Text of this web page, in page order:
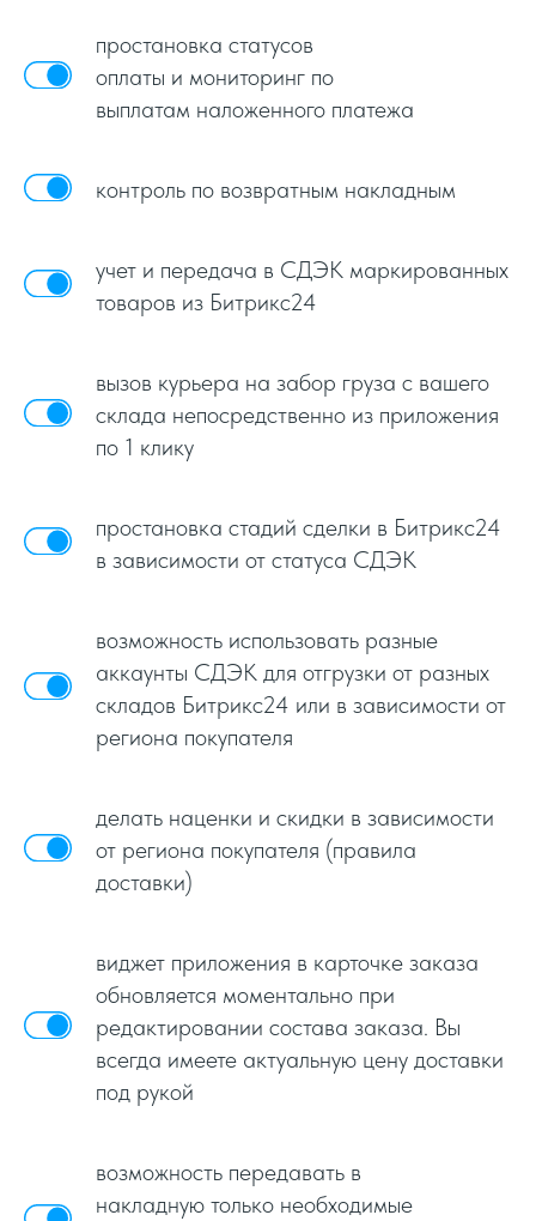
простановка статусов
оплаты и мониторинг по
выплатам наложенного платежа
контроль по возвратным накладным
учет и передача в СДЭК маркированных
товаров из Битрикс24
вызов курьера на забор груза с вашего
склада непосредственно из приложения
по 1 клику
простановка стадий сделки в Битрикс24
в зависимости от статуса СДЭК
возможность использовать разные
аккаунты СДЭК для отгрузки от разных
складов Битрикс24 или в зависимости от
региона покупателя
делать наценки и скидки в зависимости
от региона покупателя (правила
доставки)
виджет приложения в карточке заказа
обновляется моментально при
редактировании состава заказа. Вы
всегда имеете актуальную цену доставки
под рукой
возможность передавать в
накладную только необходимые